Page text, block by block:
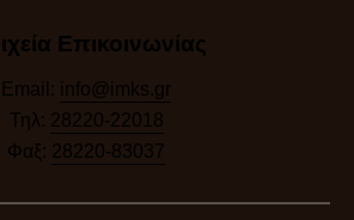
Επικοινωνίας
Email: info@imks.gr
Τηλ: 28220-22018
Φαξ: 28220-83037